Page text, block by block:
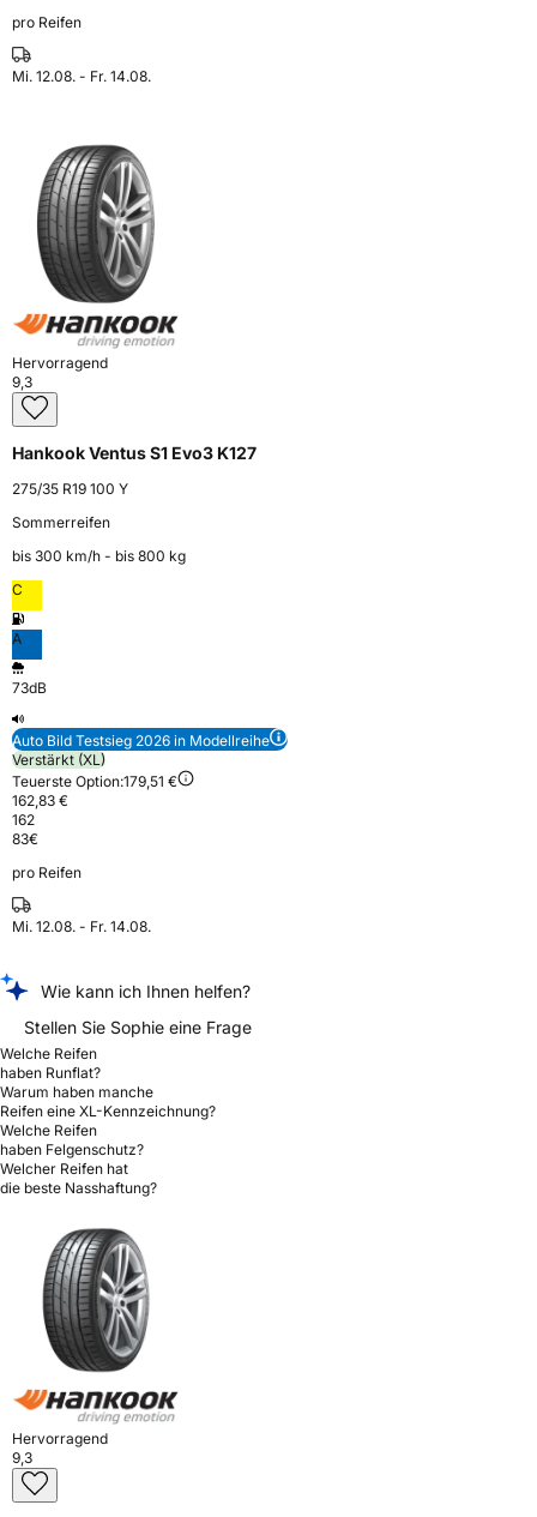
pro Reifen
Mi. 12.08. - Fr. 14.08.
Hervorragend
9,3
Hankook Ventus S1 Evo3 K127
275/35 R19 100 Y
Sommerreifen
bis 300 km⁠/⁠h - bis 800 kg
C
A
73dB
Auto Bild Testsieg 2026 in Modellreihe
Verstärkt (XL)
Teuerste Option:179,51 €
162,83 €
162
83€
pro Reifen
Mi. 12.08. - Fr. 14.08.
Wie kann ich Ihnen helfen?
Stellen Sie Sophie eine Frage
Welche Reifen
haben Runflat?
Warum haben manche
Reifen eine XL-Kennzeichnung?
Welche Reifen
haben Felgenschutz?
Welcher Reifen hat
die beste Nasshaftung?
Hervorragend
9,3